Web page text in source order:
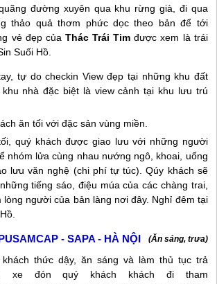
đường xuyên qua khu rừng già, đi qua
thảo quả thơm phức dọc theo bản để tới
vẻ đẹp của Thác Trái Tim được xem là trái
Suối Hồ.
tự do checkin View đẹp tại những khu đất
nhà đặc biệt là view cảnh tại khu lưu trú
ăn tối với đặc sản vùng miền.
quý khách được giao lưu với những người
nhóm lửa cùng nhau nướng ngô, khoai, uống
lưu văn nghệ (chi phí tự túc). Qúy khách sẽ
tiếng sáo, điệu múa của các chàng trai,
lòng người của bản làng nơi đây. Nghỉ đêm tại
- SAPA - HÀ NỘI (Ăn sáng, trưa)
khách thức dậy, ăn sáng và làm thủ tục trả
xe đón quý khách khách đi tham